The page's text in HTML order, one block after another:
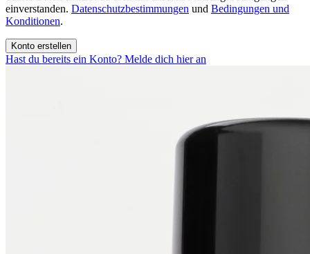
einverstanden. Datenschutzbestimmungen und Bedingungen und
Konditionen.
Konto erstellen
Hast du bereits ein Konto? Melde dich hier an